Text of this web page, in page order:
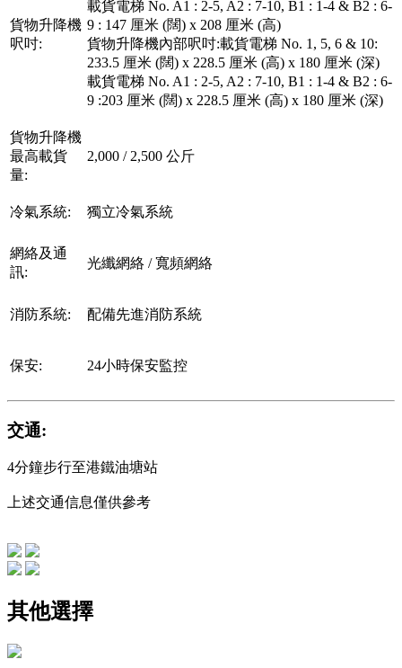
貨物升降機
呎吋:
載貨電梯 No. A1 : 2-5, A2 : 7-10, B1 : 1-4 & B2 : 6-
9 : 147 厘米 (闊) x 208 厘米 (高)
貨物升降機內部呎吋:載貨電梯 No. 1, 5, 6 & 10:
233.5 厘米 (闊) x 228.5 厘米 (高) x 180 厘米 (深)
載貨電梯 No. A1 : 2-5, A2 : 7-10, B1 : 1-4 & B2 : 6-
9 :203 厘米 (闊) x 228.5 厘米 (高) x 180 厘米 (深)
貨物升降機
最高載貨
量:
2,000 / 2,500 公斤
冷氣系統: 獨立冷氣系統
網絡及通
訊:
光纖網絡 / 寬頻網絡
消防系統: 配備先進消防系統
保安: 24小時保安監控
交通:
4分鐘步行至港鐵油塘站
上述交通信息僅供參考
其他選擇